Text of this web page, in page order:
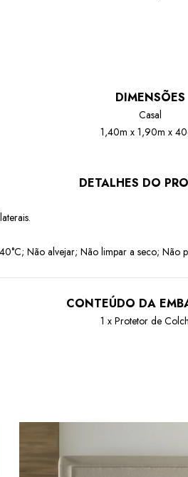
DIMENSÕES
Casal
1,40m x 1,90m x
DETALHES DO
Não alvejar; Não limpar a seco; Não
CONTEÚDO DA
1 x Protetor de